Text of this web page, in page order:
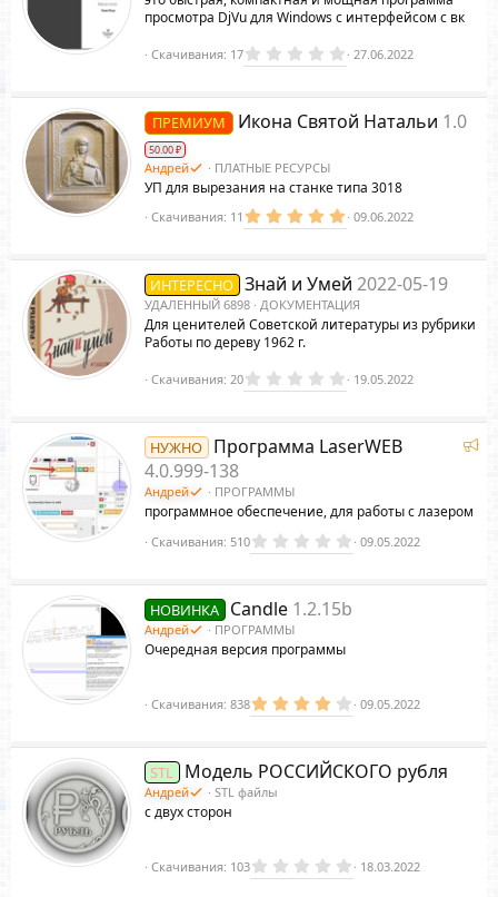
д
просмотра DjVu для Windows с интерфейсом с вк
0
.
0
з
в
Скачивания 17 27.06.2022
ПРЕМИУМ Икона Святой Натальи 1.0
50.00 ₽
Андрей ПЛАТНЫЕ РЕСУРСЫ
УП для вырезания на станке типа 3018
5
.
0
з
в
ё
з
д
Скачивания 11 09.06.2022
ИНТЕРЕСНО Знай и Умей 2022-05-19
УДАЛЕННЫЙ 6898 ДОКУМЕНТАЦИЯ
Для ценителей Советской литературы из рубрики
Работы по дереву 1962 г.
0
.
0
в
Скачивания 20 19.05.2022
Р
д
НУЖНО
Программа LaserWEB
4.0.999-138
Андрей ПРОГРАММЫ
программное обеспечение, для работы с лазером
0
.
0
Скачивания 510 09.05.2022
НОВИНКА Candle 1.2.15b
Андрей ПРОГРАММЫ
Очередная версия программы
4
.
0
з
в
Скачивания 838 09.05.2022
STL Модель РОССИЙСКОГО рубля
Андрей STL файлы
с двух сторон
0
.
Скачивания 103 18.03.2022